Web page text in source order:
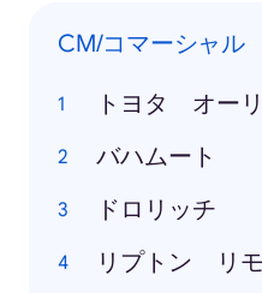
CM/コマーシャル
トヨタ オー
バハムート
ドロリッチ
リプトン リ